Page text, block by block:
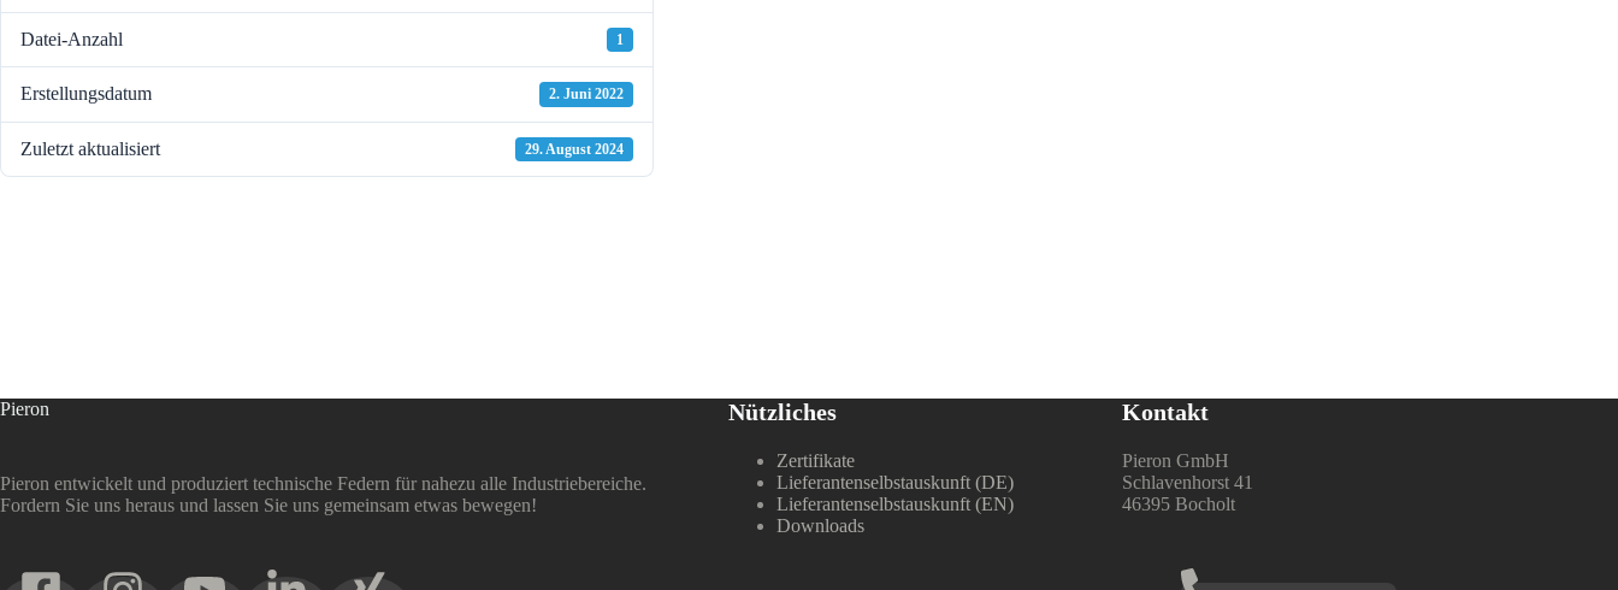
Datei-Anzahl 1
Erstellungsdatum 2. Juni 2022
Zuletzt aktualisiert 29. August 2024
Pieron
Pieron entwickelt und produziert technische Federn für nahezu alle Industriebereiche.
Fordern Sie uns heraus und lassen Sie uns gemeinsam etwas bewegen!
Nützliches
Zertifikate
Lieferantenselbstauskunft (DE)
Lieferantenselbstauskunft (EN)
Downloads
Kontakt
Pieron GmbH
Schlavenhorst 41
46395 Bocholt